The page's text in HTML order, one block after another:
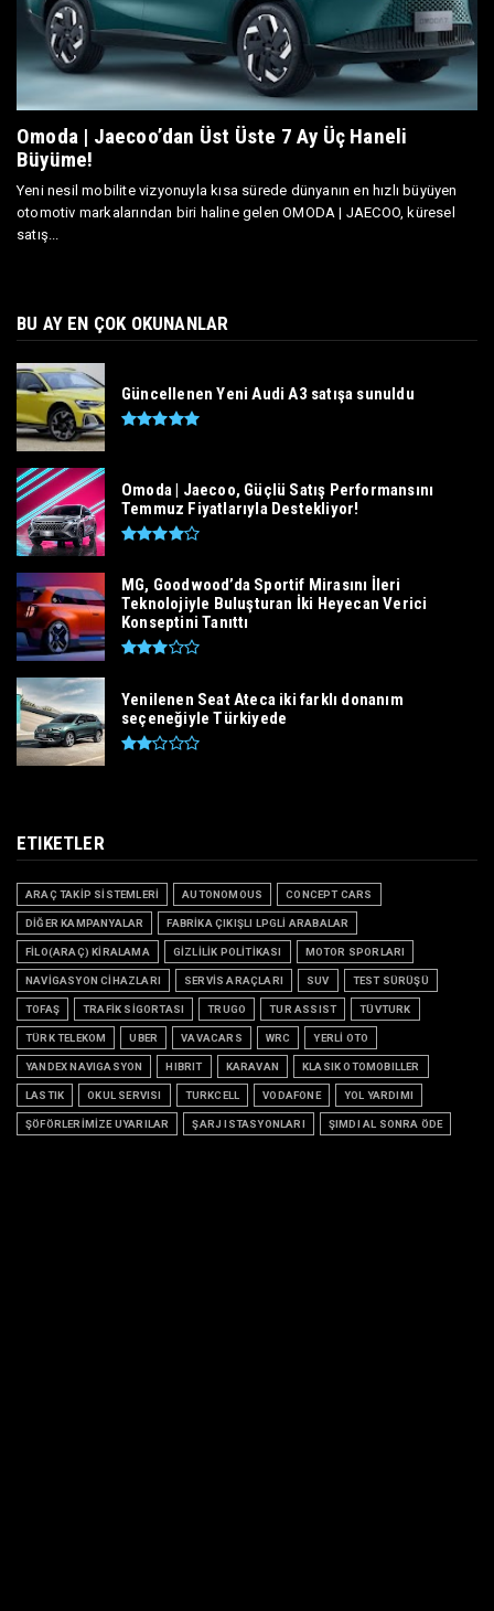
Omoda | Jaecoo’dan Üst Üste 7 Ay Üç Haneli
Büyüme!
Yeni nesil mobilite vizyonuyla kısa sürede dünyanın en hızlı büyüyen
otomotiv markalarından biri haline gelen OMODA | JAECOO, küresel
satış...
BU AY EN ÇOK OKUNANLAR
Güncellenen Yeni Audi A3 satışa sunuldu
Omoda | Jaecoo, Güçlü Satış Performansını
Temmuz Fiyatlarıyla Destekliyor!
MG, Goodwood’da Sportif Mirasını İleri
Teknolojiyle Buluşturan İki Heyecan Verici
Konseptini Tanıttı
Yenilenen Seat Ateca iki farklı donanım
seçeneğiyle Türkiyede
ETIKETLER
ARAÇ TAKİP SİSTEMLERİ AUTONOMOUS CONCEPT CARS
DİĞER KAMPANYALAR FABRİKA ÇIKIŞLI LPGLİ ARABALAR
FİLO(ARAÇ) KİRALAMA GİZLİLİK POLİTİKASI MOTOR SPORLARI
NAVİGASYON CİHAZLARI SERVİS ARAÇLARI SUV TEST SÜRÜŞÜ
TOFAŞ TRAFİK SİGORTASI TRUGO TUR ASSIST TÜVTURK
TÜRK TELEKOM UBER VAVACARS WRC YERLİ OTO
YANDEX NAVIGASYON HIBRIT KARAVAN KLASIK OTOMOBILLER
LASTIK OKUL SERVISI TURKCELL VODAFONE YOL YARDIMI
ŞÖFÖRLERİMİZE UYARILAR ŞARJ ISTASYONLARI ŞIMDI AL SONRA ÖDE